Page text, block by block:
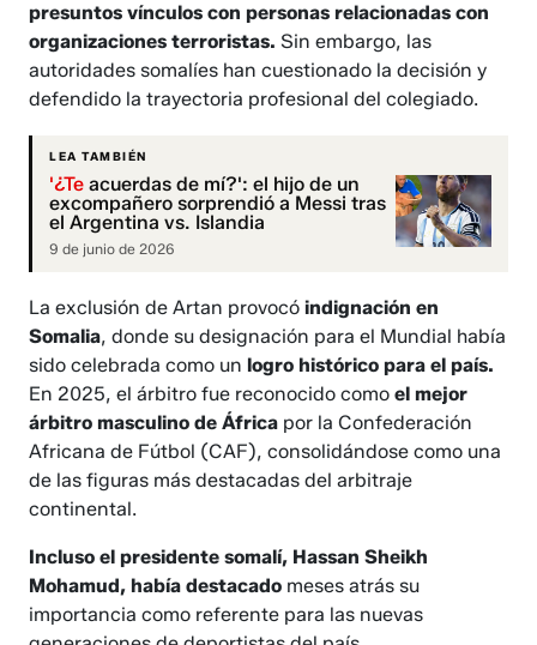
presuntos vínculos con personas relacionadas con
organizaciones terroristas. Sin embargo, las
autoridades somalíes han cuestionado la decisión y
defendido la trayectoria profesional del colegiado.
LEA TAMBIÉN
'¿Te acuerdas de mí?': el hijo de un
excompañero sorprendió a Messi tras
el Argentina vs. Islandia
9 de junio de 2026
La exclusión de Artan provocóindignación en
Somalia, donde su designación para el Mundial había
sido celebrada como un logro histórico para el país.
En 2025, el árbitro fue reconocido comoel mejor
árbitro masculino de África por la Confederación
Africana de Fútbol (CAF), consolidándose como una
de las figuras más destacadas del arbitraje
continental.
Incluso el presidente somalí, Hassan Sheikh
Mohamud, había destacado meses atrás su
importancia como referente para las nuevas